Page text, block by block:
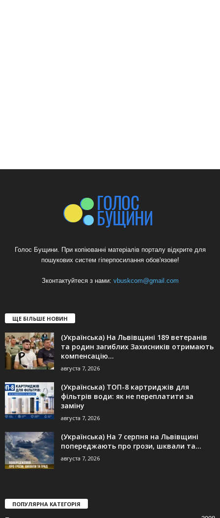
Голос Бущини. При копіюванні матеріалів порталу відкрите для
пошукових систем гіперпосилання обов'язове!
Зконтактуйтеся з нами: vbuskcom@gmail.com
ЩЕ БІЛЬШЕ НОВИН
(Українська) На Львівщині 189 ветеранів
та родин загиблих Захисників отримають
компенсацію...
августа 7, 2026
(Українська) ТОП-8 картриджів для
фільтрів води: як не переплатити за
заміну
августа 7, 2026
(Українська) На 7 серпня на Львівщині
попереджають про грози, шквали та...
августа 7, 2026
ПОПУЛЯРНА КАТЕГОРІЯ